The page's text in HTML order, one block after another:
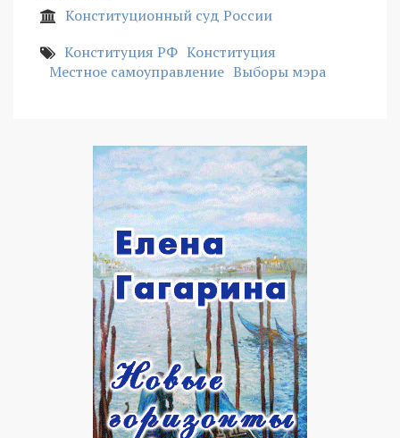
Конституционный суд России
Конституция РФ Конституция
Местное самоуправление Выборы мэра